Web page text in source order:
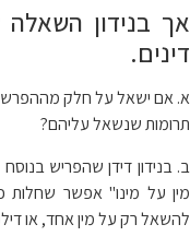
אך בנידון
דינים.
א. אם ישאל על חלק
תרומות שנשאל עליהם?
ב. בנידון דידן שהפריש
מין על מינו" אפשר שחלות
להשאל רק על מין אחד, או